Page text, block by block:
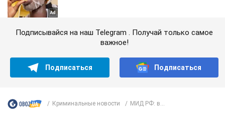
Подписывайся на наш Telegram . Получай только самое
важное!
Подписаться Подписаться
Криминальные новости МИД РФ: в...